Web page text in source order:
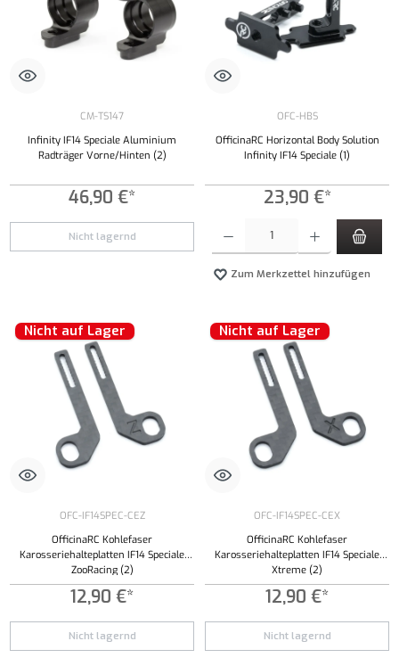
CM-TS147
Infinity IF14 Speciale Aluminium
Radträger Vorne/Hinten (2)
46,90 €*
Nicht lagernd
OFC-HBS
OfficinaRC Horizontal Body Solution
Infinity IF14 Speciale (1)
23,90 €*
Zum Merkzettel hinzufügen
Nicht auf Lager
OFC-IF14SPEC-CEZ
OfficinaRC Kohlefaser
Karosseriehalteplatten IF14 Speciale
ZooRacing (2)
12,90 €*
Nicht lagernd
Nicht auf Lager
OFC-IF14SPEC-CEX
OfficinaRC Kohlefaser
Karosseriehalteplatten IF14 Speciale
Xtreme (2)
12,90 €*
Nicht lagernd